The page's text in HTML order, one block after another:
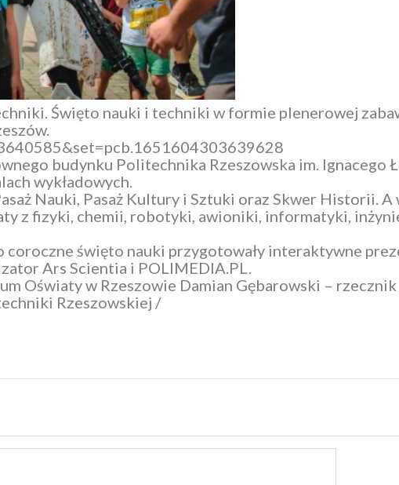
Święto nauki i techniki w formie plenerowej
.
budynku Politechnika Rzeszowska im. Ignacego
wykładowych.
Nauki, Pasaż Kultury i Sztuki oraz Skwer Historii. A
z fizyki, chemii, robotyki, awioniki, informatyki,
święto nauki przygotowały interaktywne
Ars Scientia i POLIMEDIA.PL.
Oświaty w Rzeszowie Damian Gębarowski –
Rzeszowskiej /